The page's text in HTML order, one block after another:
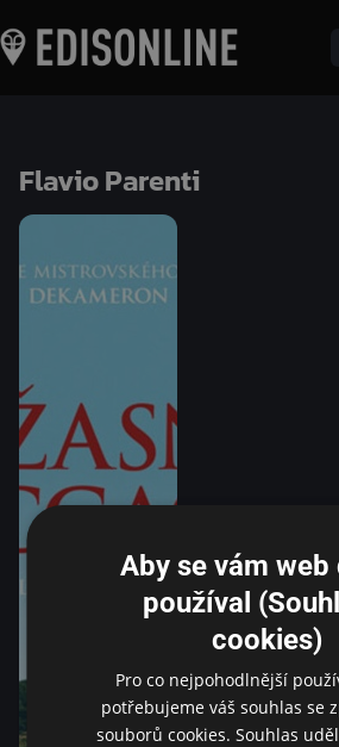
Flavio Parenti
Aby se vám web
používal
cookies)
Pro co nejpohodlnější
potřebujeme váš souhlas se
souborů cookies. Souhlas